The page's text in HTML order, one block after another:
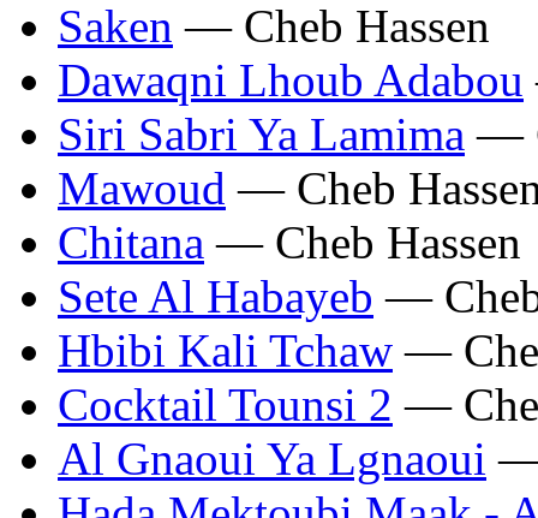
Saken — Cheb Hassen
Dawaqni Lhoub Adabou
Siri Sabri Ya Lamima —
Mawoud — Cheb
Chitana — Cheb Hassen
Sete Al Habayeb —
Hbibi Kali Tchaw —
Cocktail Tounsi 2 —
Al Gnaoui Ya Lgnaoui —